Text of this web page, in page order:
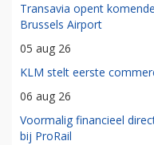
Transavia opent
Brussels Airport
05 aug 26
KLM stelt eerste
06 aug 26
Voormalig financieel
bij ProRail